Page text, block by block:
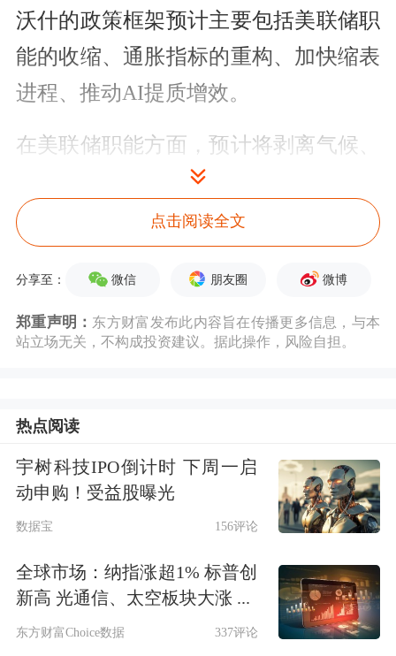
沃什的政策框架预计主要包括美联储职
能的收缩、通胀指标的重构、加快缩表
进程、推动AI提质增效。
在美联储职能方面，预计将剥离气候、
包容性等议题，回归价格稳定+最后贷
款人核心职能；在通胀指标重构方面，
预计将淡化核心PCE（个人消费支出）
在决策中的作用，更关注名义GDP、薪
资增速等指标，为提前降息找依据；在
流动性预计将持续收紧；推动AI提质增
效方面，主张以AI提升生产率、压低长
期通胀，支持更快、更早降息，这和鲍
市场分析人士认为，沃什将告别鲍威尔
的“谨慎、数据依赖”，转而以改革为导
点击阅读全文
分享至： 微信 朋友圈 微博
郑重声明： 东方财富发布此内容旨在传播更多信息，与本
站立场无关，不构成投资建议。据此操作，风险自担。
热点阅读
宇树科技IPO倒计时 下周一启
动申购！受益股曝光
数据宝 156评论
全球市场：纳指涨超1% 标普创
新高 光通信、太空板块大涨 ...
东方财富Choice数据 337评论